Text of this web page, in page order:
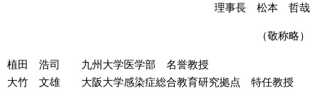
理事長 松本 哲哉
（敬称略）
植田 浩司 九州大学医学部 名誉教授
大竹 文雄 大阪大学感染症総合教育研究拠点 特任教授